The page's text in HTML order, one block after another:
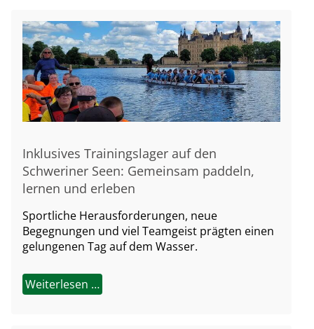
Inklusives Trainingslager auf den
Schweriner Seen: Gemeinsam paddeln,
lernen und erleben
Sportliche Herausforderungen, neue
Begegnungen und viel Teamgeist prägten einen
gelungenen Tag auf dem Wasser.
Weiterlesen …